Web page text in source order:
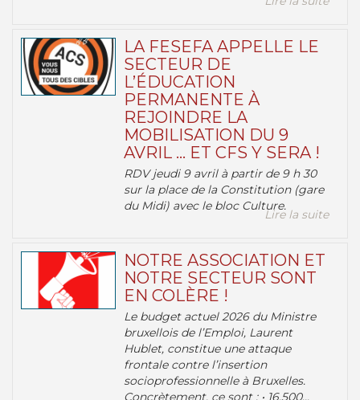
LA FESEFA APPELLE LE
SECTEUR DE
L’ÉDUCATION
PERMANENTE À
REJOINDRE LA
MOBILISATION DU 9
AVRIL … ET CFS Y SERA !
RDV jeudi 9 avril à partir de 9 h 30
sur la place de la Constitution (gare
du Midi) avec le bloc Culture.
Lire la suite
NOTRE ASSOCIATION ET
NOTRE SECTEUR SONT
EN COLÈRE !
Le budget actuel 2026 du Ministre
bruxellois de l’Emploi, Laurent
Hublet, constitue une attaque
frontale contre l’insertion
socioprofessionnelle à Bruxelles.
Concrètement, ce sont : • 16.500...